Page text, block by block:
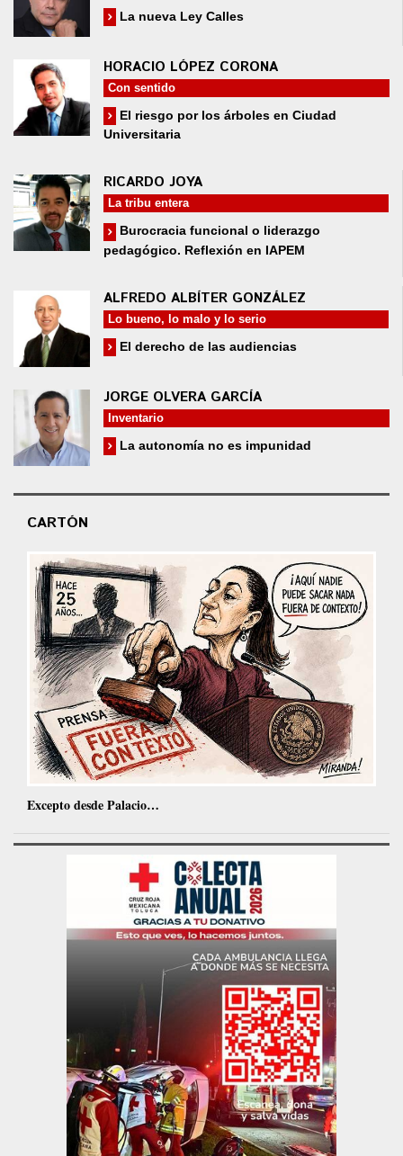
La nueva Ley Calles
HORACIO LÓPEZ CORONA
Con sentido
El riesgo por los árboles en Ciudad
Universitaria
RICARDO JOYA
La tribu entera
Burocracia funcional o liderazgo
pedagógico. Reflexión en IAPEM
ALFREDO ALBÍTER GONZÁLEZ
Lo bueno, lo malo y lo serio
El derecho de las audiencias
JORGE OLVERA GARCÍA
Inventario
La autonomía no es impunidad
CARTÓN
Excepto desde Palacio…